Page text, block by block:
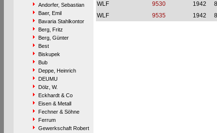
Andorfer, Sebastian
Baer, Emil
Bavaria Stahlkontor
Berg, Fritz
Berg, Günter
Best
Biskupek
Bub
Deppe, Heinrich
DEUMU
Dölz, W.
Eckhardt & Co
Eisen & Metall
Fechner & Söhne
Ferrum
Gewerkschaft Robert
WLF
9530 1942
WLF
9535 1942